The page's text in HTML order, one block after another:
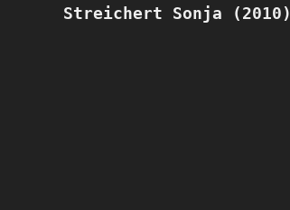
Streichert Sonja (2010)